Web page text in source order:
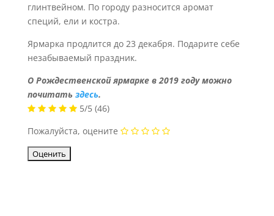
глинтвейном. По городу разносится аромат
специй, ели и костра.
Ярмарка продлится до 23 декабря. Подарите себе
незабываемый праздник.
О Рождественской ярмарке в 2019 году можно
почитать здесь.
5/5 (46)
Пожалуйста, оцените